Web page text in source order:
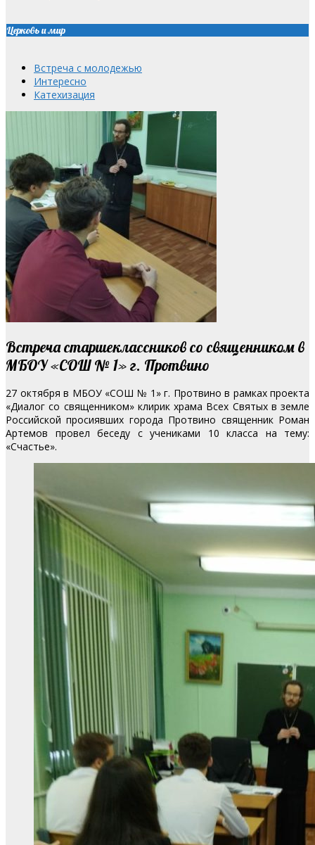
Церковь и мир
Встреча с молодежью
Интересно
Катехизация
Встреча старшеклассников со священником в
МБОУ «СОШ № 1» г. Протвино
27 октября в МБОУ «СОШ № 1» г. Протвино в рамках проекта
«Диалог со священником» клирик храма Всех Святых в земле
Российской просиявших города Протвино священник Роман
Артемов провел беседу с учениками 10 класса на тему:
«Счастье».